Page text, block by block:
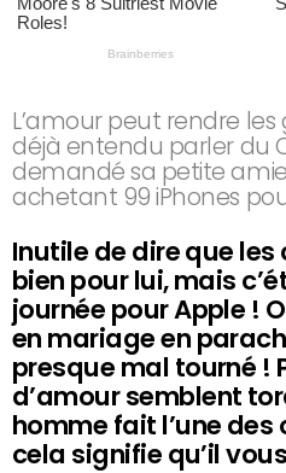
L’amour peut rendre les
déjà entendu parler du
demandé sa petite
achetant 99 iPhones
Inutile de dire que
bien pour lui, mais
journée pour Apple !
en mariage en
presque mal tourné !
d’amour semblent
homme fait l’une
cela signifie qu’il